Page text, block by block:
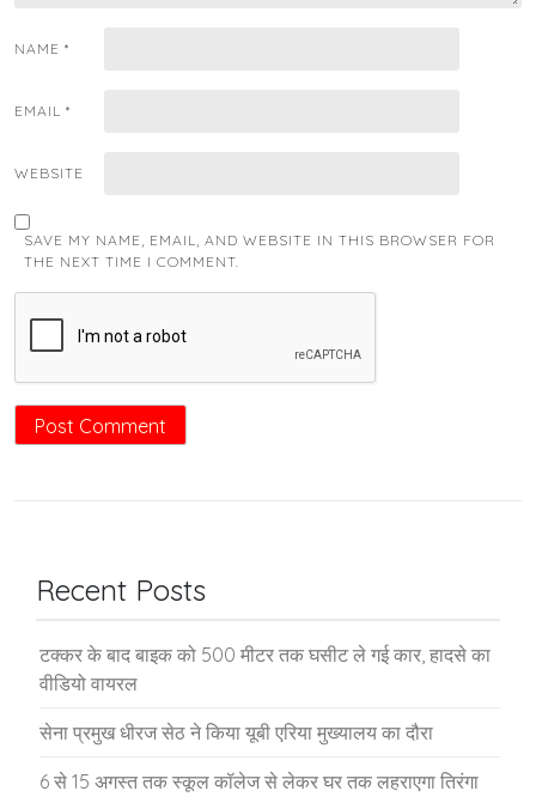
NAME *
EMAIL *
WEBSITE
SAVE MY NAME, EMAIL, AND WEBSITE IN THIS BROWSER FOR
THE NEXT TIME I COMMENT.
Recent Posts
टक्कर के बाद बाइक को 500 मीटर तक घसीट ले गई कार, हादसे का
वीडियो वायरल
सेना प्रमुख धीरज सेठ ने किया यूबी एरिया मुख्यालय का दौरा
6 से 15 अगस्त तक स्कूल कॉलेज से लेकर घर तक लहराएगा तिरंगा